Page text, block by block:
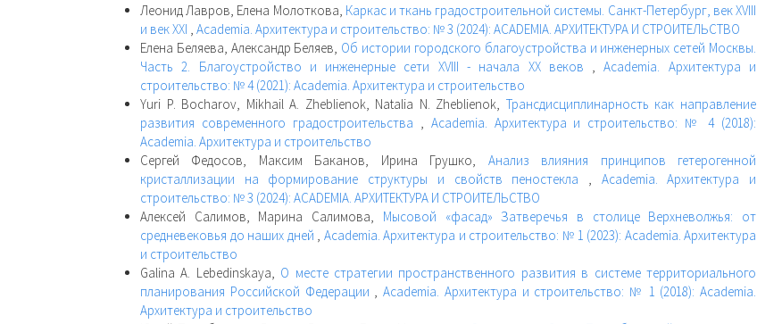
Леонид Лавров, Елена Молоткова, Каркас и ткань градостроительной системы. Санкт-Петербург, век XVIII
и век XXI Academia. Архитектура и строительство: № 3 (2024): ACADEMIA. АРХИТЕКТУРА И СТРОИТЕЛЬСТВО
Елена Беляева, Александр Беляев, Об истории городского благоустройства и инженерных сетей Москвы.
Часть 2. Благоустройство и инженерные сети XVIII - начала XX веков
,Academia. Архитектура и
строительство: № 4 (2021): Academia. Архитектура и строительство
Yuri P. Bocharov, Mikhail A. Zheblienok, Natalia N. Zheblienok, Трансдисциплинарность как направление
развития современного градостроительства
Academia. Архитектура и строительство: № 4 (2018):
Academia. Архитектура и строительство
Сергей Федосов, Максим Баканов, Ирина Грушко, Анализ влияния принципов гетерогенной
кристаллизации на формирование структуры и свойств пеностекла
Academia. Архитектура и
строительство: № 3 (2024): ACADEMIA. АРХИТЕКТУРА И СТРОИТЕЛЬСТВО
Алексей Салимов, Марина Салимова, Мысовой «фасад» Затверечья в столице Верхневолжья: от
средневековья до наших дней
Academia. Архитектура и строительство: № 1 (2023): Academia. Архитектура
и строительство
Galina A. Lebedinskaya, О месте стратегии пространственного развития в системе территориального
планирования Российской Федерации
Academia. Архитектура и строительство: № 1 (2018): Academia.
Архитектура и строительство